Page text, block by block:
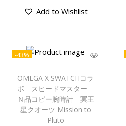
Add to Wishlist
-43%
OMEGA X SWATCHコラ
ボ スピードマスター
Ｎ品コピー腕時計 冥王
星クオーツ Mission to
Pluto